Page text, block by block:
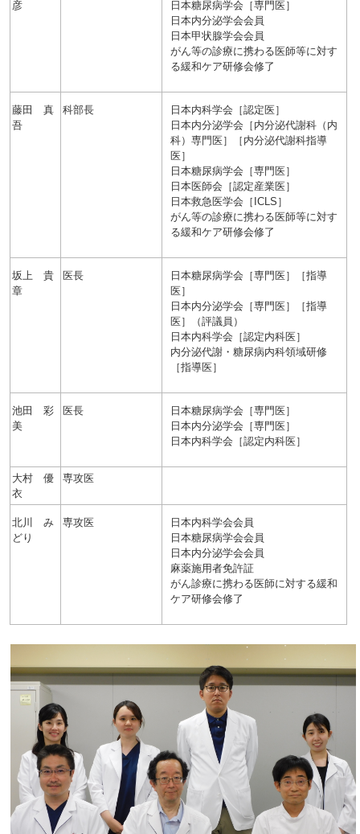
彦
日本糖尿病学会［専門医］
日本内分泌学会会員
日本甲状腺学会会員
がん等の診療に携わる医師等に対す
る緩和ケア研修会修了
藤田 真
吾
科部長
日本内科学会［認定医］
日本内分泌学会［内分泌代謝科（内
科）専門医］［内分泌代謝科指導
医］
日本糖尿病学会［専門医］
日本医師会［認定産業医］
日本救急医学会［ICLS］
がん等の診療に携わる医師等に対す
る緩和ケア研修会修了
坂上 貴
章
医長
日本糖尿病学会［専門医］［指導
医］
日本内分泌学会［専門医］［指導
医］（評議員）
日本内科学会［認定内科医］
内分泌代謝・糖尿病内科領域研修
［指導医］
池田 彩
美
医長
日本糖尿病学会［専門医］
日本内分泌学会［専門医］
日本内科学会［認定内科医］
大村 優
衣
専攻医
北川 み
どり
専攻医
日本内科学会会員
日本糖尿病学会会員
日本内分泌学会会員
麻薬施用者免許証
がん診療に携わる医師に対する緩和
ケア研修会修了